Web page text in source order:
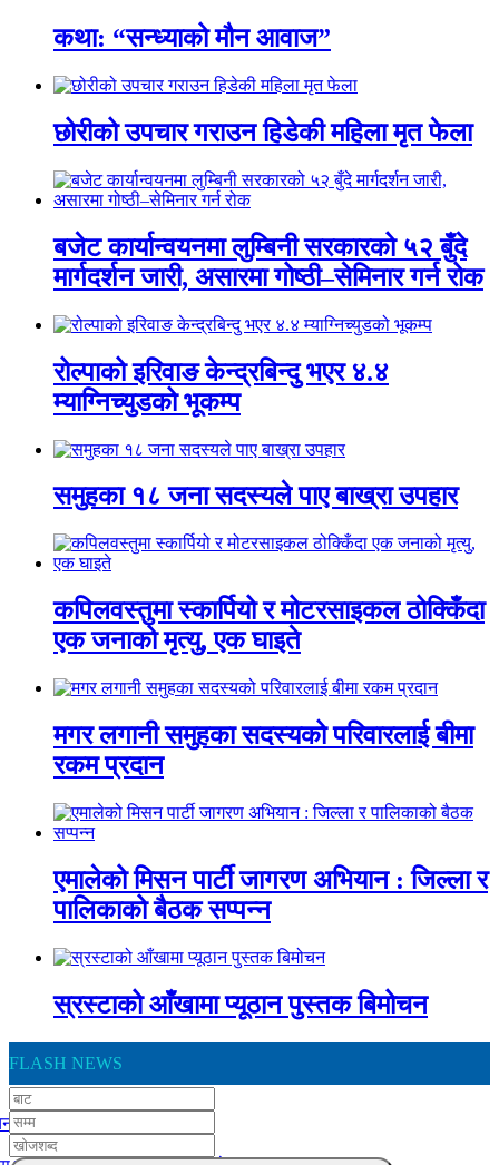
कथा: “सन्ध्याको मौन आवाज”
छोरीको उपचार गराउन हिडेकी महिला मृत फेला
बजेट कार्यान्वयनमा लुम्बिनी सरकारको ५२ बुँदे
मार्गदर्शन जारी, असारमा गोष्ठी–सेमिनार गर्न रोक
रोल्पाको इरिवाङ केन्द्रबिन्दु भएर ४.४
म्याग्निच्युडको भूकम्प
समुहका १८ जना सदस्यले पाए बाख्रा उपहार
कपिलवस्तुमा स्कार्पियो र मोटरसाइकल ठोक्किँदा
एक जनाको मृत्यु, एक घाइते
मगर लगानी समुहका सदस्यको परिवारलाई बीमा
रकम प्रदान
एमालेको मिसन पार्टी जागरण अभियान : जिल्ला र
पालिकाको बैठक सप्पन्न
स्रस्टाको आँखामा प्यूठान पुस्तक बिमोचन
FLASH NEWS
पोर्टल’ कार्यान्वयन हुँदै